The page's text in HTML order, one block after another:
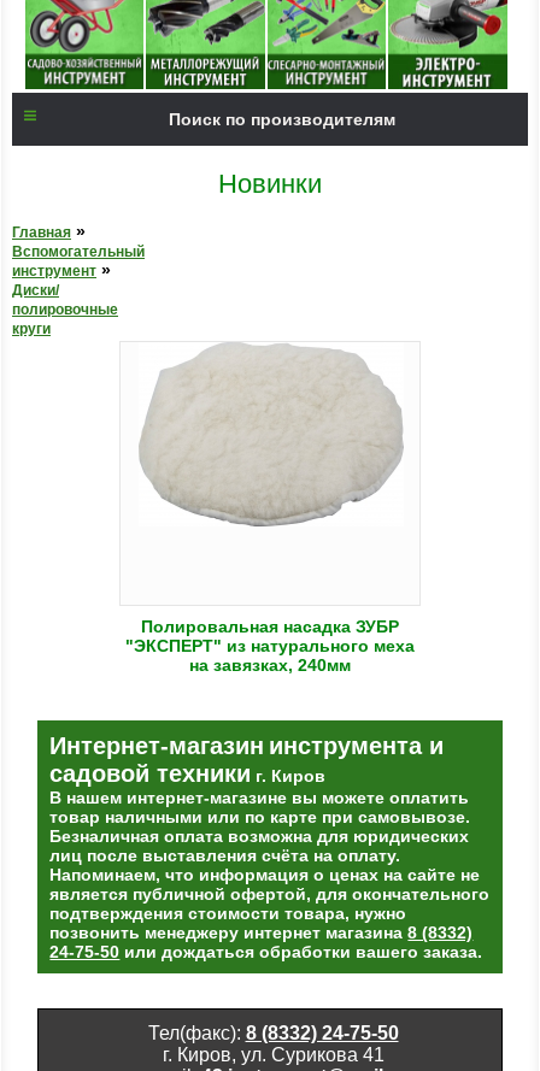
Поиск по производителям
Новинки
Главная »
Вспомогательный
инструмент »
Диски/
полировочные
круги
Полировальная насадка ЗУБР
"ЭКСПЕРТ" из натурального меха
на завязках, 240мм
Интернет-магазин инструмента и
садовой техники г. Киров
В нашем интернет-магазине вы можете оплатить
товар наличными или по карте при самовывозе.
Безналичная оплата возможна для юридических
лиц после выставления счёта на оплату.
Напоминаем, что информация о ценах на сайте не
является публичной офертой, для окончательного
подтверждения стоимости товара, нужно
позвонить менеджеру интернет магазина8 (8332)
24-75-50 или дождаться обработки вашего заказа.
Тел(факс): 8 (8332) 24-75-50
г. Киров, ул. Сурикова 41